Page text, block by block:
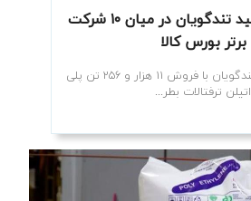
پتروشیمی شهید تندگویان در میان ۱۰ شرکت
برتر بورس کالا
پتروشیمی شهید تندگویان با فروش ۱۱ هزار و ۲۵۶ تن پلی
اتیلن ترفتالات بطر...